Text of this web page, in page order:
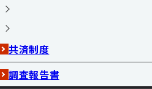
共済制度
調査報告書